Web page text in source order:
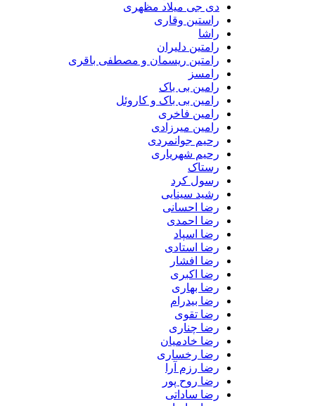
دی جی میلاد مظهری
راستین وقاری
راشا
رامتین دلیران
رامتین ریسمان و مصطفی باقری
رامسز
رامین بی باک
رامین بی باک و کاروئل
رامین فاخری
رامین میرزادی
رحیم جوانمردی
رحیم شهریاری
رستاک
رسول کرد
رشید سینایی
رضا احسانی
رضا احمدی
رضا اسپاد
رضا استادی
رضا افشار
رضا اکبری
رضا بهاری
رضا بیدرام
رضا تقوی
رضا چناری
رضا خادمیان
رضا رخساری
رضا رزم آرا
رضا روح پور
رضا ساداتی